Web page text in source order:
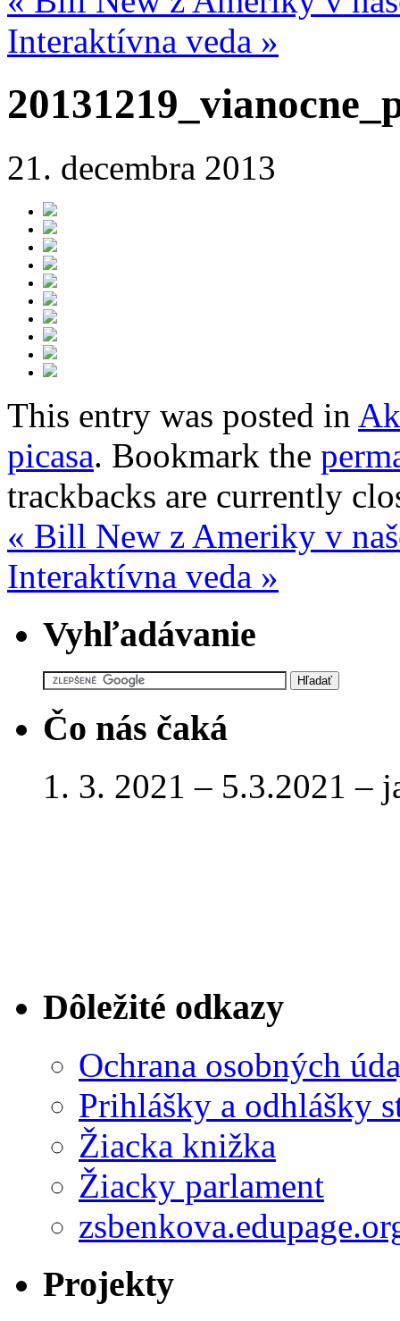
Interaktívna veda »
21. decembra 2013
This entry was posted in
picasa. Bookmark the
trackbacks are currently
« Bill New z Ameriky v
Interaktívna veda »
Vyhľadávanie
Čo nás čaká
1. 3. 2021 – 5.3.2021 –
Dôležité odkazy
Ochrana osobných
Prihlášky a odhlášky
Žiacka knižka
Žiacky parlament
Projekty